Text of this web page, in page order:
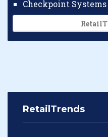
RetailTrends